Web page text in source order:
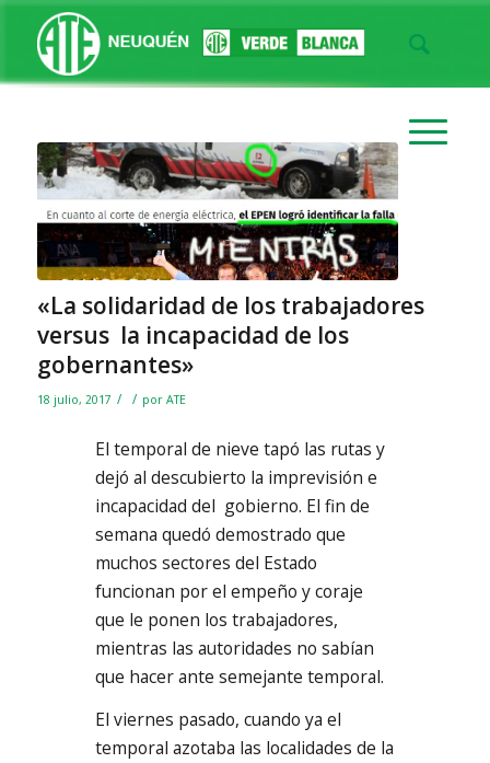
«La solidaridad de los trabajadores
versus la incapacidad de los
gobernantes»
18 julio, 2017 / / por ATE
El temporal de nieve tapó las rutas y
dejó al descubierto la imprevisión e
incapacidad del gobierno. El fin de
semana quedó demostrado que
muchos sectores del Estado
funcionan por el empeño y coraje
que le ponen los trabajadores,
mientras las autoridades no sabían
que hacer ante semejante temporal.
El viernes pasado, cuando ya el
temporal azotaba las localidades de la